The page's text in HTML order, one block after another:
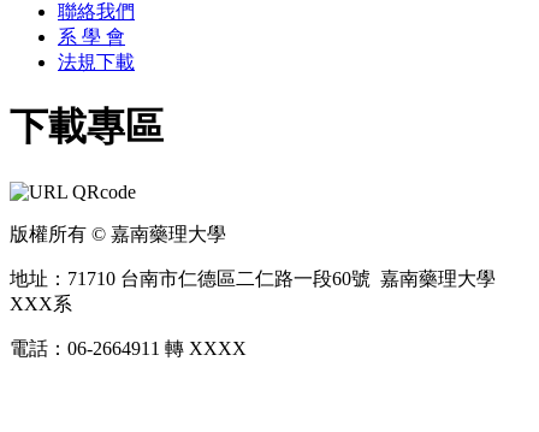
聯絡我們
系 學 會
法規下載
下載專區
版權所有 © 嘉南藥理大學
地址：71710 台南市仁德區二仁路一段60號 嘉南藥理大學
XXX系
電話：06-2664911 轉 XXXX